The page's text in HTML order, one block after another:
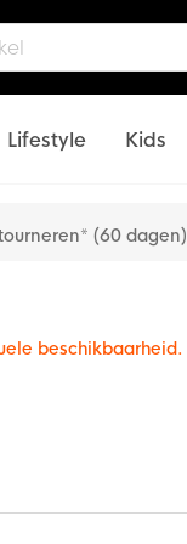
Lifestyle Kids
(60 dagen)
beschikbaarheid.